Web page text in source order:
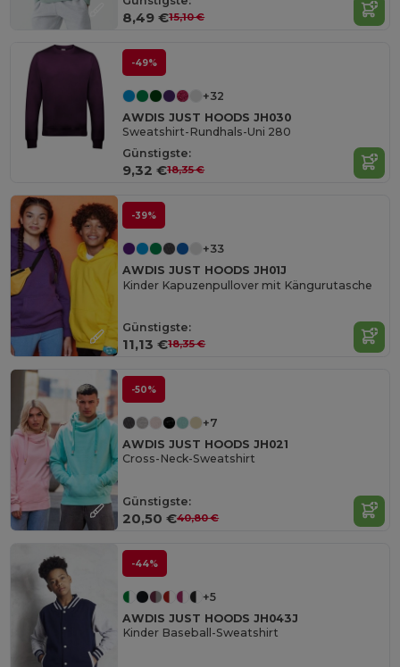
8,49 €15,10 €
-49%
+32
AWDIS JUST HOODS JH030
Sweatshirt-Rundhals-Uni 280
Günstigste:
9,32 €18,35 €
-39%
+33
AWDIS JUST HOODS JH01J
Kinder Kapuzenpullover mit Kängurutasche
Günstigste:
11,13 €18,35 €
-50%
+7
AWDIS JUST HOODS JH021
Cross-Neck-Sweatshirt
Günstigste:
20,50 €40,80 €
-44%
+5
AWDIS JUST HOODS JH043J
Kinder Baseball-Sweatshirt